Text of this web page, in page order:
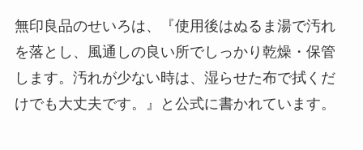
無印良品のせいろは、『使用後はぬるま湯で汚れ
を落とし、風通しの良い所でしっかり乾燥・保管
します。汚れが少ない時は、湿らせた布で拭くだ
けでも大丈夫です。』と公式に書かれています。